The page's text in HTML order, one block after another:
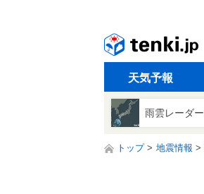
天気予報
雨雲レーダー
トップ 地震情報